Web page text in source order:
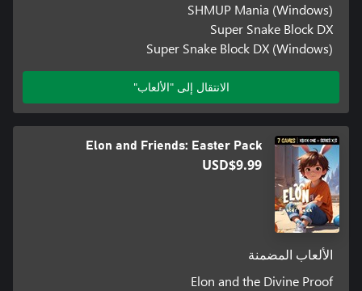
SHMUP Mania (Windows)
Super Snake Block DX
Super Snake Block DX (Windows)
الانتقال إلى "الألعاب"
Elon and Friends: Easter Pack
USD$9.99
الألعاب المضمنة
Elon and the Divine Proof